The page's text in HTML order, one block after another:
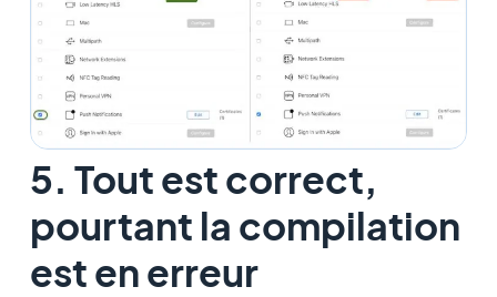
5. Tout est correct,
pourtant la compilation
est en erreur